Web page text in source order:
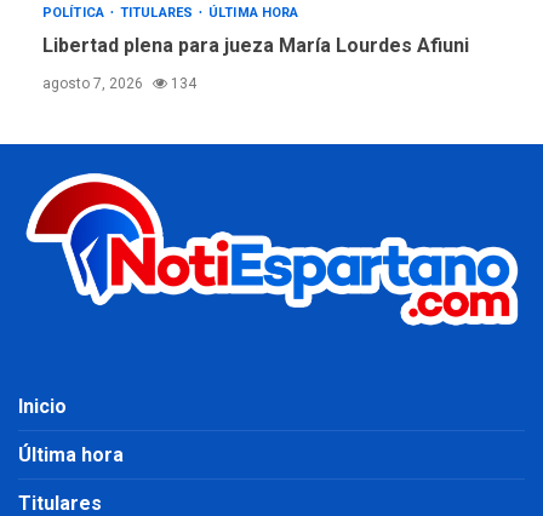
POLÍTICA TITULARES ÚLTIMA HORA
Libertad plena para jueza María Lourdes Afiuni
agosto 7, 2026 134
Inicio
Última hora
Titulares